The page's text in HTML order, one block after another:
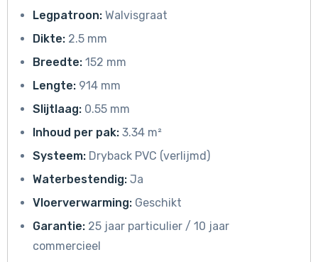
Legpatroon: Walvisgraat
Dikte: 2.5 mm
Breedte: 152 mm
Lengte: 914 mm
Slijtlaag: 0.55 mm
Inhoud per pak: 3.34 m²
Systeem: Dryback PVC (verlijmd)
Waterbestendig: Ja
Vloerverwarming: Geschikt
Garantie: 25 jaar particulier / 10 jaar
commercieel